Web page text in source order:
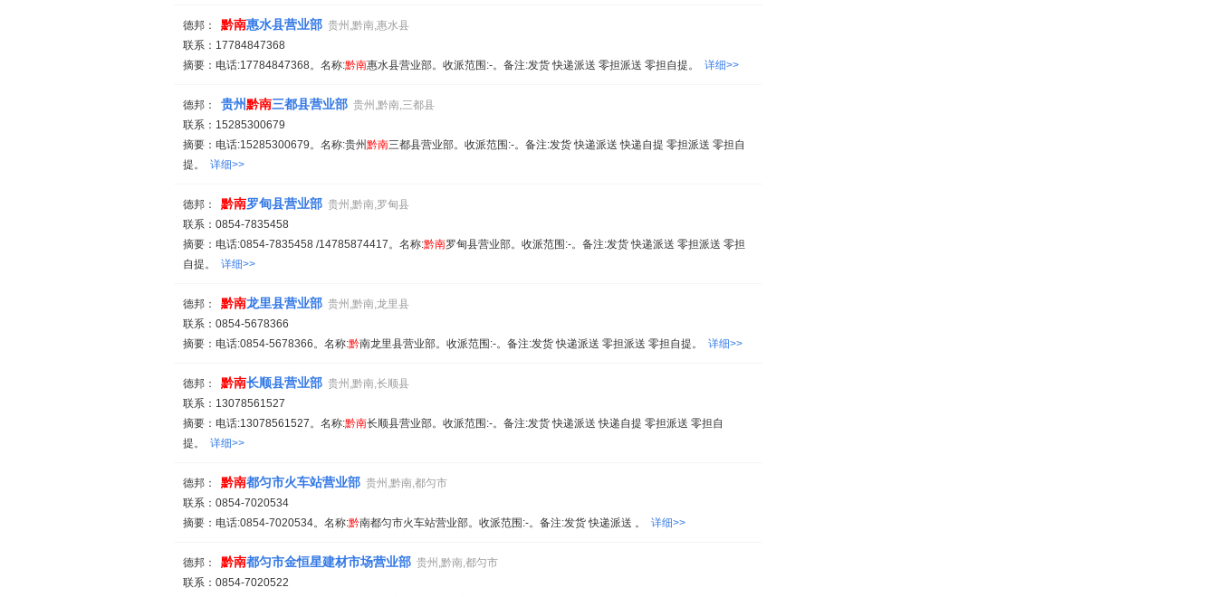
德邦： 黔南惠水县营业部 贵州,黔南,惠水县
联系：17784847368
摘要：电话:17784847368。名称:黔南惠水县营业部。收派范围:-。备注:发货 快递派送 零担派送 零担自提。 详细>>
德邦： 贵州黔南三都县营业部 贵州,黔南,三都县
联系：15285300679
摘要：电话:15285300679。名称:贵州黔南三都县营业部。收派范围:-。备注:发货 快递派送 快递自提 零担派送 零担自
提。 详细>>
德邦： 黔南罗甸县营业部 贵州,黔南,罗甸县
联系：0854-7835458
摘要：电话:0854-7835458 /14785874417。名称:黔南罗甸县营业部。收派范围:-。备注:发货 快递派送 零担派送 零担
自提。 详细>>
德邦： 黔南龙里县营业部 贵州,黔南,龙里县
联系：0854-5678366
摘要：电话:0854-5678366。名称:黔南龙里县营业部。收派范围:-。备注:发货 快递派送 零担派送 零担自提。 详细>>
德邦： 黔南长顺县营业部 贵州,黔南,长顺县
联系：13078561527
摘要：电话:13078561527。名称:黔南长顺县营业部。收派范围:-。备注:发货 快递派送 快递自提 零担派送 零担自
提。 详细>>
德邦： 黔南都匀市火车站营业部 贵州,黔南,都匀市
联系：0854-7020534
摘要：电话:0854-7020534。名称:黔南都匀市火车站营业部。收派范围:-。备注:发货 快递派送 。 详细>>
德邦： 黔南都匀市金恒星建材市场营业部 贵州,黔南,都匀市
联系：0854-7020522